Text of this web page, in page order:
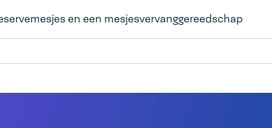
en een mesjesvervanggereedschap